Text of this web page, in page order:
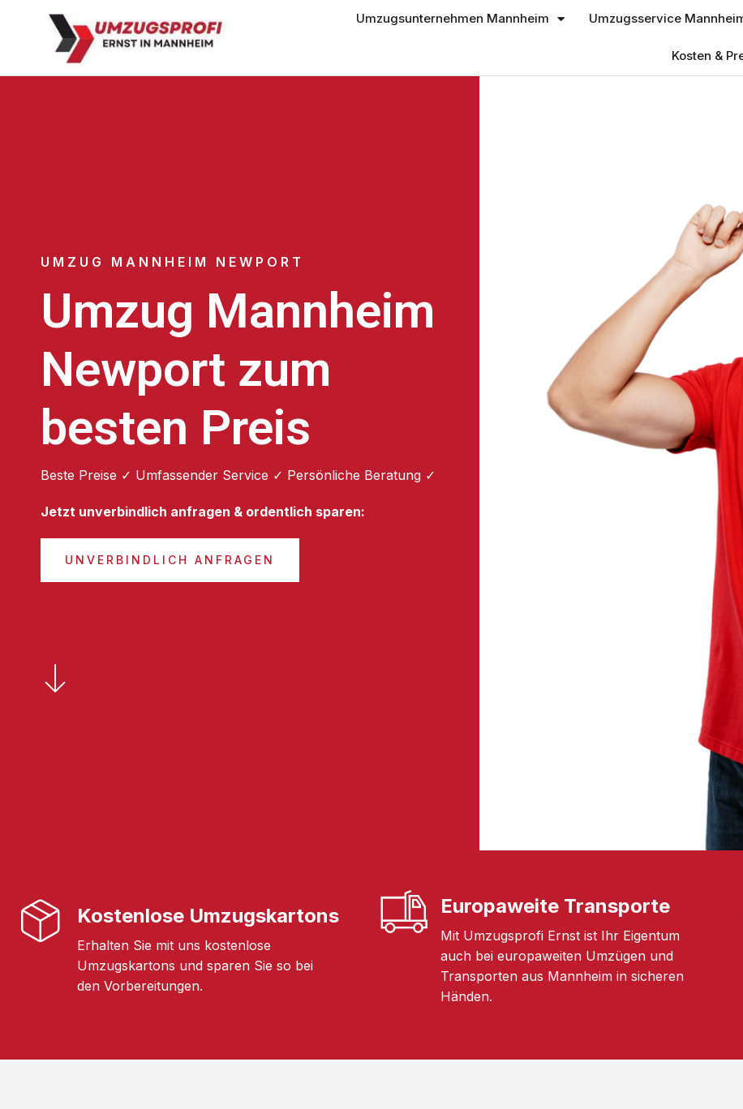
Umzugsunternehmen Mannheim Umzugsservice
Kosten &
UMZUG MANNHEIM NEWPORT
Umzug Mannheim
Newport zum
besten Preis
Beste Preise ✓ Umfassender Service ✓ Persönliche Beratung ✓
Jetzt unverbindlich anfragen & ordentlich sparen:
UNVERBINDLICH ANFRAGEN
Kostenlose Umzugskartons
Erhalten Sie mit uns kostenlose
Umzugskartons und sparen Sie so bei
den Vorbereitungen.
Europaweite Transporte
Mit Umzugsprofi Ernst ist Ihr Eigentum
auch bei europaweiten Umzügen und
Transporten aus Mannheim in sicheren
Händen.